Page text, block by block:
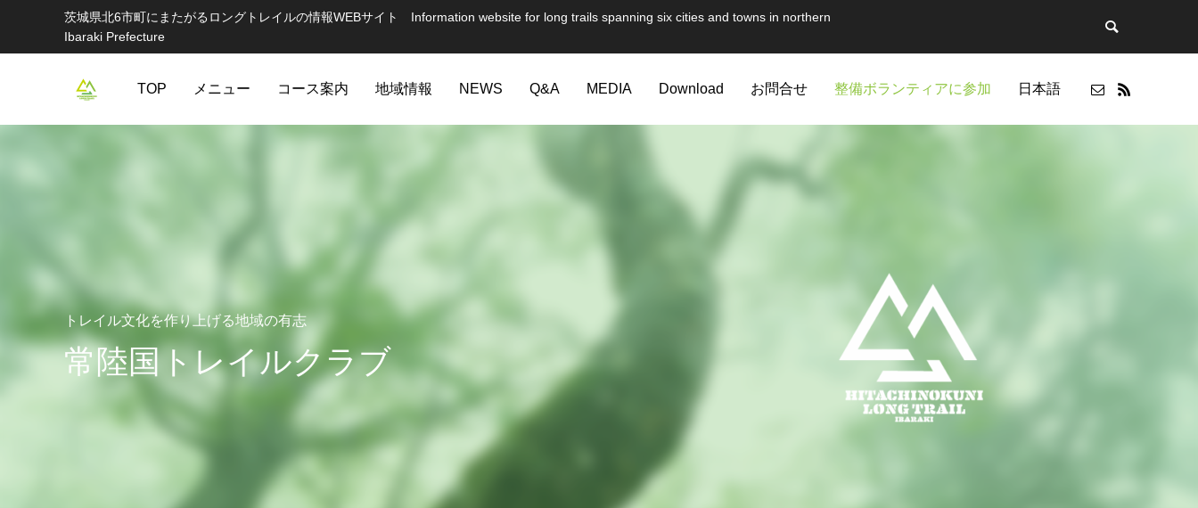
茨城県北6市町にまたがるロングトレイルの情報WEBサイト Information website for long trails spanning six cities and towns in northern
Ibaraki Prefecture
TOP メニュー コース案内 地域情報 NEWS Q&A MEDIA Download お問合せ 整備ボランティアに参加 日本語
トレイル文化を作り上げる地域の有志
常陸国トレイルクラブ